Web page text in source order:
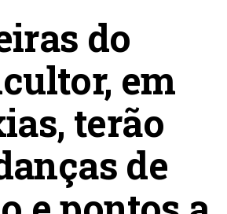
do
em
terão
de